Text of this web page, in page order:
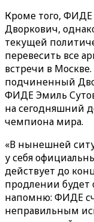
Кроме того, ФИДЕ
Дворкович,
текущей
перевесить все
встречи в
подчиненный
ФИДЕ Эмиль
на сегодняшний
чемпиона мира.
«В нынешней
у себя
действует до
продлении будет
напомню: ФИДЕ
неправильным